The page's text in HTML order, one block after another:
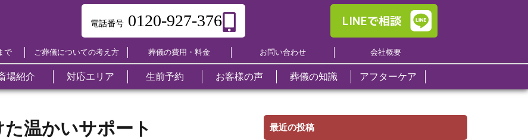
電話番号0120-927-376 LINEで相談
で ご葬儀についての考え方 葬儀の費用・料金 お問い合わせ 会社概要
葬儀の費用・料金
他社との違い
キリスト葬
式
日本終活セレモニー
場紹介
東雲ホール
ホール
本浦ホール
三篠ホール
日本終活セレモニー
対応エリア
西区
安芸区
生前予約 お客様の声 葬儀の知識
日本終活セレモニー
アフターケア
墓仕舞い
仕舞い
法事・法要
事前相談
サポート
温かいサポート 最近の投稿